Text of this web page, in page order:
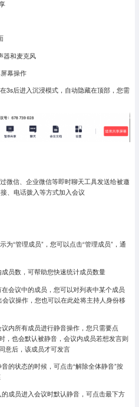
器和麦克风
幕操作
3s后进入沉浸模式，自动隐藏在顶部，您需
微信、企业微信等即时聊天工具发送给被邀
、电话拨入等方式加入会议
为“管理成员”，您可以点击“管理成员”，通
员数，可帮助您快速统计成员数量
会议中的成员，您可以对列表中某个成员
议操作，您也可以在此处将主持人身份移
内所有成员进行静音操作，您只需要点
，也会默认被静音，会议内成员若想发言则
意后，该成员才可发言
的状态的时候，可点击“解除全体静音”按
成员进入会议时默认静音，可点击最下方